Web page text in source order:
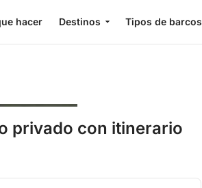
hacer Destinos Tipos de barcos
privado con itinerario